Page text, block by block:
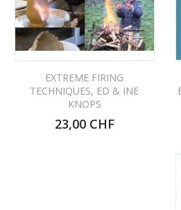
EXTREME FIRING
TECHNIQUES, ED & INE
KNOPS
23,00 CHF